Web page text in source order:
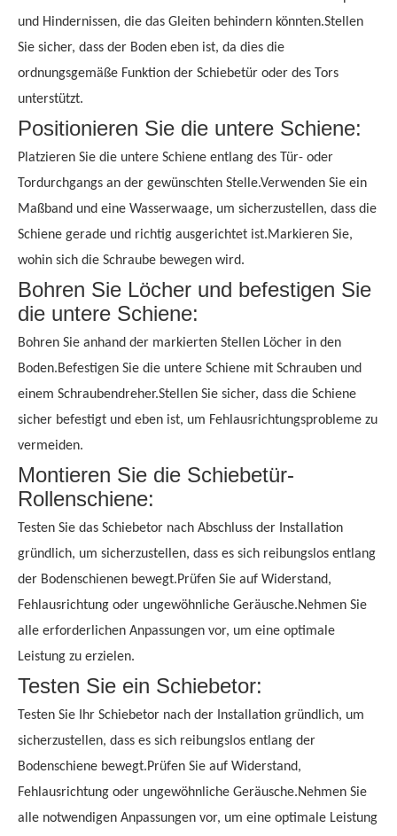
und Hindernissen, die das Gleiten behindern könnten.Stellen
Sie sicher, dass der Boden eben ist, da dies die
ordnungsgemäße Funktion der Schiebetür oder des Tors
unterstützt.
Positionieren Sie die untere Schiene:
Platzieren Sie die untere Schiene entlang des Tür- oder
Tordurchgangs an der gewünschten Stelle.Verwenden Sie ein
Maßband und eine Wasserwaage, um sicherzustellen, dass die
Schiene gerade und richtig ausgerichtet ist.Markieren Sie,
wohin sich die Schraube bewegen wird.
Bohren Sie Löcher und befestigen Sie
die untere Schiene:
Bohren Sie anhand der markierten Stellen Löcher in den
Boden.Befestigen Sie die untere Schiene mit Schrauben und
einem Schraubendreher.Stellen Sie sicher, dass die Schiene
sicher befestigt und eben ist, um Fehlausrichtungsprobleme zu
vermeiden.
Montieren Sie die Schiebetür-
Rollenschiene:
Testen Sie das Schiebetor nach Abschluss der Installation
gründlich, um sicherzustellen, dass es sich reibungslos entlang
der Bodenschienen bewegt.Prüfen Sie auf Widerstand,
Fehlausrichtung oder ungewöhnliche Geräusche.Nehmen Sie
alle erforderlichen Anpassungen vor, um eine optimale
Leistung zu erzielen.
Testen Sie ein Schiebetor:
Testen Sie Ihr Schiebetor nach der Installation gründlich, um
sicherzustellen, dass es sich reibungslos entlang der
Bodenschiene bewegt.Prüfen Sie auf Widerstand,
Fehlausrichtung oder ungewöhnliche Geräusche.Nehmen Sie
alle notwendigen Anpassungen vor, um eine optimale Leistung